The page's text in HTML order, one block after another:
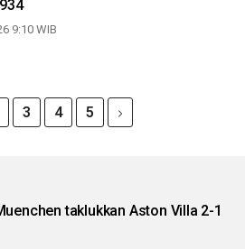
9:10 WIB
3 4 5
taklukkan Aston Villa 2-1